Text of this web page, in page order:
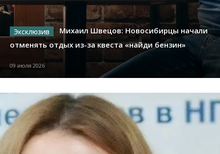
Михаил Швецов: Новосибирцы начали
отменять отдых из-за квеста «найди бензин»
09 июля 2026